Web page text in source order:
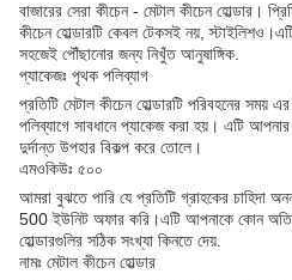
বাজারের সেরা কীচেন - মেটাল কীচেন হোল্ডার।
কীচেন হোল্ডারটি কেবল টেকসই নয়,
সহজেই পৌঁছানোর জন্য নিখুঁত আনুষাঙ্গিক.
প্যাকেজঃ পৃথক পলিব্যাগ
প্রতিটি মেটাল কীচেন হোল্ডারটি পরিবহনের সময়
পলিব্যাগে সাবধানে প্যাকেজ করা হয়। এটি
দুর্দান্ত উপহার বিকল্প করে তোলে।
এমওকিউঃ ৫০০
আমরা বুঝতে পারি যে প্রতিটি গ্রাহকের চাহিদা
500 ইউনিট অফার করি।এটি আপনাকে কোন
হোল্ডারগুলির সঠিক সংখ্যা কিনতে দেয়.
নামঃ মেটাল কীচেন হোল্ডার